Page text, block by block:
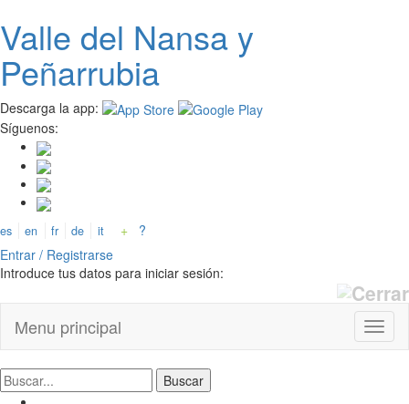
Pasar al contenido principal
Valle del Nansay
Peñarrubia
Descarga la app:
Síguenos:
es en fr de it +
?
Entrar / Registrarse
Introduce tus datos para iniciar sesión:
Menu principal